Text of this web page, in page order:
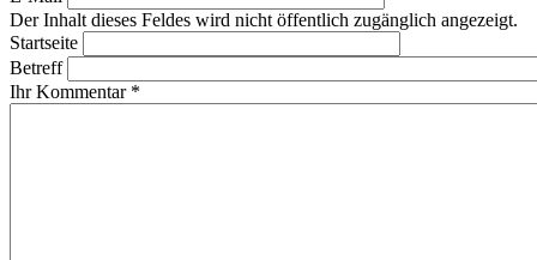
Der Inhalt dieses Feldes wird nicht öffentlich zugänglich angezeigt.
Startseite
Betreff
Ihr Kommentar *